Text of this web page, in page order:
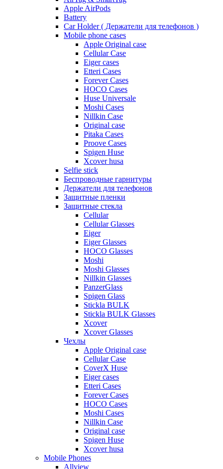
Apple AirPods
Battery
Car Holder ( Держатели для телефонов )
Mobile phone cases
Apple Original case
Cellular Case
Eiger cases
Etteri Cases
Forever Cases
HOCO Cases
Huse Universale
Moshi Cases
Nillkin Case
Original case
Pitaka Cases
Proove Cases
Spigen Huse
Xcover husa
Selfie stick
Беспроводные гарнитуры
Держатели для телефонов
Защитные пленки
Защитные стекла
Cellular
Cellular Glasses
Eiger
Eiger Glasses
HOCO Glasses
Moshi
Moshi Glasses
Nillkin Glasses
PanzerGlass
Spigen Glass
Stickla BULK
Stickla BULK Glasses
Xcover
Xcover Glasses
Чехлы
Apple Original case
Cellular Case
CoverX Huse
Eiger cases
Etteri Cases
Forever Cases
HOCO Cases
Moshi Cases
Nillkin Case
Original case
Spigen Huse
Xcover husa
Mobile Phones
Allview